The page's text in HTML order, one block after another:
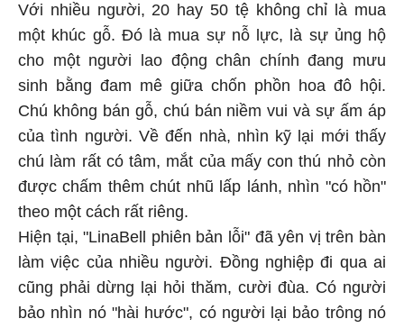
Với nhiều người, 20 hay 50 tệ không chỉ là mua
một khúc gỗ. Đó là mua sự nỗ lực, là sự ủng hộ
cho một người lao động chân chính đang mưu
sinh bằng đam mê giữa chốn phồn hoa đô hội.
Chú không bán gỗ, chú bán niềm vui và sự ấm áp
của tình người. Về đến nhà, nhìn kỹ lại mới thấy
chú làm rất có tâm, mắt của mấy con thú nhỏ còn
được chấm thêm chút nhũ lấp lánh, nhìn "có hồn"
theo một cách rất riêng.
Hiện tại, "LinaBell phiên bản lỗi" đã yên vị trên bàn
làm việc của nhiều người. Đồng nghiệp đi qua ai
cũng phải dừng lại hỏi thăm, cười đùa. Có người
bảo nhìn nó "hài hước", có người lại bảo trông nó